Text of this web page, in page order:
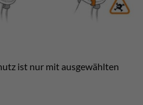
ist nur mit ausgewählten